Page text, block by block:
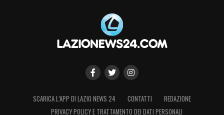
LA PLAYLIST DELLE NOSTRE TOP NEWS
SCARICA L’APP DI LAZIO NEWS 24 CONTATTI
REDAZIONE
PRIVACY POLICY E TRATTAMENTO DEI DATI PERSONALI